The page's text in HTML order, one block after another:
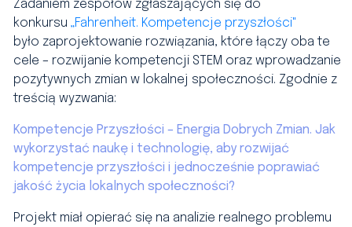
Zadaniem zespołów zgłaszających się do
konkursu„Fahrenheit. Kompetencje przyszłości"
było zaprojektowanie rozwiązania, które łączy oba te
cele – rozwijanie kompetencji STEM oraz wprowadzanie
pozytywnych zmian w lokalnej społeczności. Zgodnie z
treścią wyzwania:
Kompetencje Przyszłości – Energia Dobrych Zmian. Jak
wykorzystać naukę i technologię, aby rozwijać
kompetencje przyszłości i jednocześnie poprawiać
jakość życia lokalnych społeczności?
Projekt miał opierać się na analizie realnego problemu